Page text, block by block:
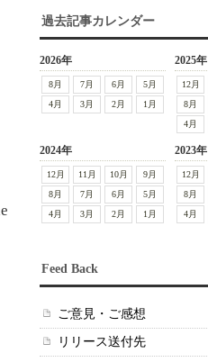
過去記事カレンダー
2026年
8月 7月 6月
5月
4月
3月 2月 1月
2025年
12月
8月
4月
2024年
12月 11月 10月
9月
8月
7月 6月
5月
4月
3月 2月 1月
2023年
12月
8月
4月
Feed Back
ご意見・ご感想
リリース送付先